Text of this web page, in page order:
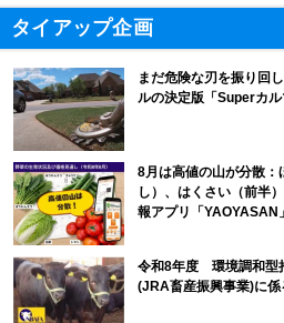
タイアップ企画
まだ危険な刃を振り回
ルの決定版「Superカル
8月は高値の山が分散：
し）、はくさい（前半
報アプリ「YAOYASAN
令和8年度 環境調和型
(JRA畜産振興事業)に